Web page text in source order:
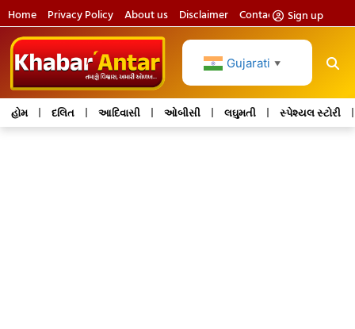
Home Privacy Policy About us Disclaimer Contact usSign up
Gujarati ▼
હોમ દલિત આદિવાસી ઓબીસી લઘુમતી સ્પેશ્યલ સ્ટોરી